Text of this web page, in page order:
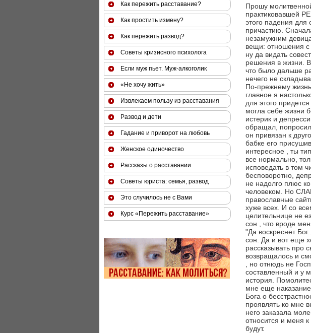
Прошу
практиковавшей
этого падения
причастию.
незамужним
вещи: отношения с
ну да видать
решения в жизни.
что было дальше
нечего не
По-прежнему
главное я
для этого
могла себе жизни
истерик и
обращал,
он привязан к
бабке его
интересное , ты
все нормально,
исповедать в том
бесповоротно,
не надолго плюс
человеком. Но
православные
хуже всех. И со
целительнице не
сон , что вроде
"Да воскреснет
сон. Да и вот еще
рассказывать про
возвращалось и
, но отнюдь не
составленный и у
история.
мне еще
Бога о
проявлять ко мне
него заказала
относится и меня
будут.
Как пережить расставание?
Как простить измену?
Как пережить развод?
Советы кризисного психолога
Если муж пьет. Муж-алкоголик
«Не хочу жить»
Извлекаем пользу из расставания
Развод и дети
Гадание и приворот на любовь
Женское одиночество
Рассказы о расставании
Советы юриста: семья, развод
Это случилось не с Вами
Курс «Пережить расставание»